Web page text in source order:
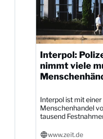
Interpol:
nimmt viele
Interpol ist mit
Menschenhandel
tausend
www.zeit.de